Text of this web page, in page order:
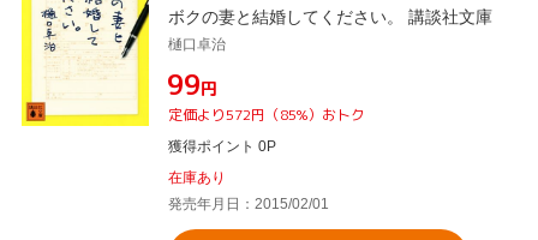
ボクの妻と結婚してください。 講談社文庫
樋口卓治
¥99円
定価より572円（85%）おトク
獲得ポイント 0P
在庫あり
発売年月日：2015/02/01